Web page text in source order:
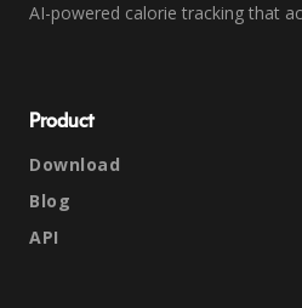
AI-powered calorie tracking that
Product
Download
Blog
API